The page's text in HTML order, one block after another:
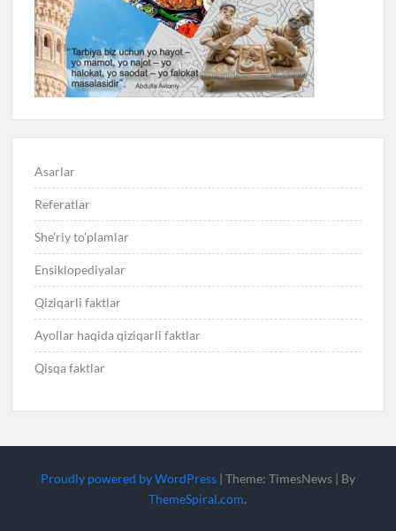
Asarlar
Referatlar
She’riy to’plamlar
Ensiklopediyalar
Qiziqarli faktlar
Ayollar haqida qiziqarli faktlar
Qisqa faktlar
Proudly powered by WordPress | Theme: TimesNews | By
ThemeSpiral.com.